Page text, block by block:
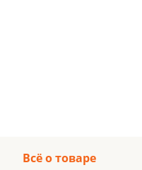
Всё о товаре